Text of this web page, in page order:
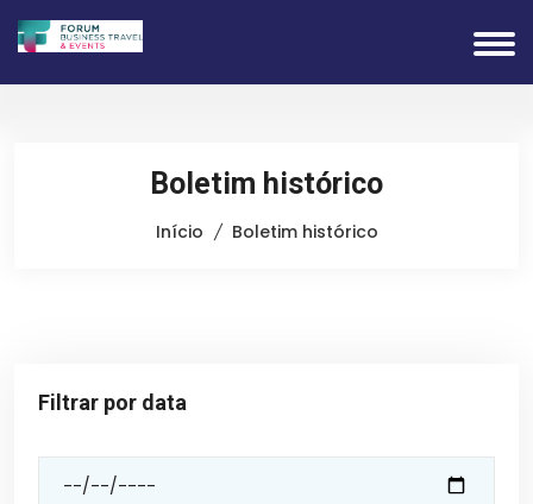
Boletim histórico
Início Boletim histórico
Filtrar por data